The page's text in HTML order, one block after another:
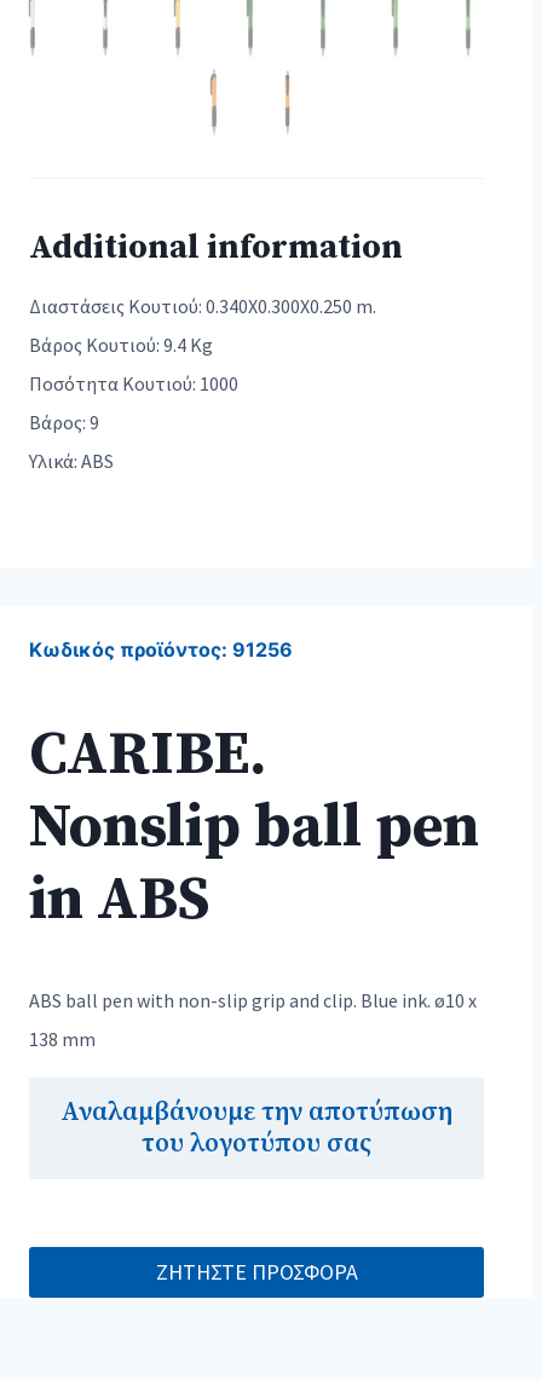
Additional information
Διαστάσεις Κουτιού: 0.340X0.300X0.250 m.
Βάρος Κουτιού: 9.4 Kg
Ποσότητα Κουτιού: 1000
Βάρος: 9
Υλικά: ABS
Κωδικός προϊόντος: 91256
CARIBE.
Nonslip ball pen
in ABS
ABS ball pen with non-slip grip and clip. Blue ink. ø10 x
138 mm
Αναλαμβάνουμε την αποτύπωση
του λογοτύπου σας
ΖΗΤΗΣΤΕ ΠΡΟΣΦΟΡΑ